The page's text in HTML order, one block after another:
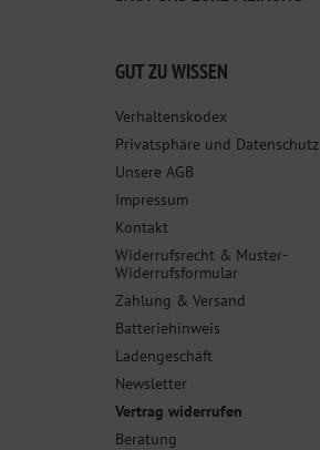
GUT ZU WISSEN
Verhaltenskodex
Privatsphäre und Datenschutz
Unsere AGB
Impressum
Kontakt
Widerrufsrecht & Muster-
Widerrufsformular
Zahlung & Versand
Batteriehinweis
Ladengeschäft
Newsletter
Vertrag widerrufen
Beratung